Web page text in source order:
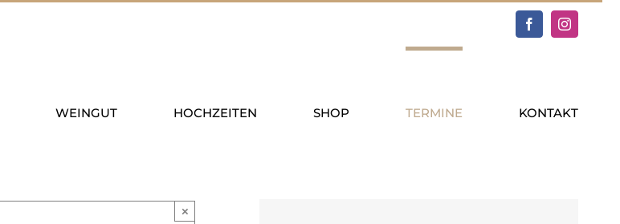
FacebookInstagram
WEINGUT HOCHZEITEN SHOP TERMINE KONTAKT
×